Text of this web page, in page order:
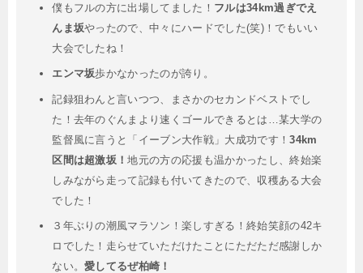
僕もフルの方に出場してました！ フルは34km過ぎでえ
んま坂やったので、中々にハードでした(笑)！でもいい
大会でしたね！
エンマ坂歩かなかったのが誇り。
記録狙わんと言いつつ、まさかのセカンドベストでし
た！去年のぐんまより速くゴールできるとは…某大学の
監督風に言うと「イーブン大作戦」大成功です！34km
区間は超激坂！地元の方の応援も温かかったし、終始楽
しみながら走って記録も付いてきたので、収穫ある大会
でした！
３年ぶりの潮風マラソン！楽しすぎる！終始笑顔の42キ
ロでした！走らせていただけたことにただただ感謝しか
ない。愛してるぜ柏崎！